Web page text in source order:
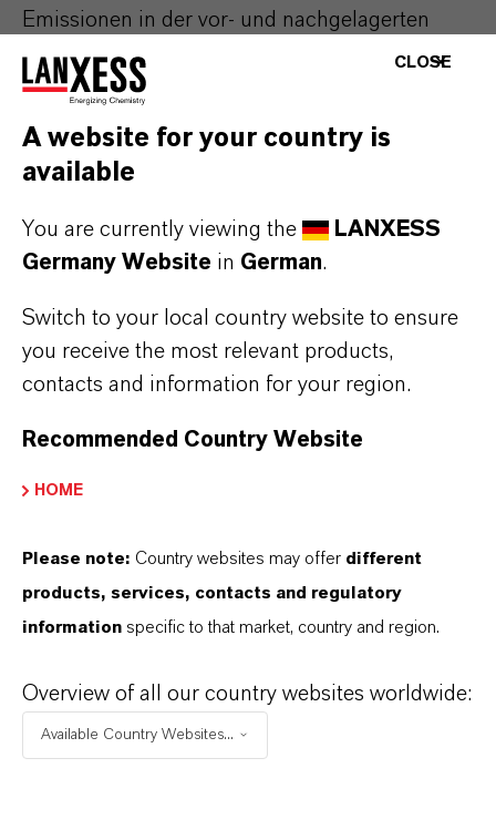
Emissionen in der vor- und nachgelagerten
Lieferkette (Scope 3) sollen bis 2050 eliminiert
werden. Die Net Zero Value Chain"-Initiative
basiert auf drei Säulen:
Umstellung des Rohstoffeinkaufs auf
zunehmend nachhaltige Rohstoffe, die
biobasiert sind, aus einem Recyclingprozess
hergestellt werden.
Stärkere Berücksichtigung des Carbon
Footprints bei der Auswahl der
Ausweitung unseres Angebots an
klimaneutralen Produkten und Lösungen
CLOSE
A website for your country is
available
You are currently viewing the
LANXESS
Germany Website in German.
Switch to your local country website to ensure
you receive the most relevant products,
contacts and information for your region.
Recommended Country Website
HOME
Please note: Country websites may offer different
products, services, contacts and regulatory
information specific to that market, country and region.
Overview of all our country websites worldwide:
Available Country Websites...